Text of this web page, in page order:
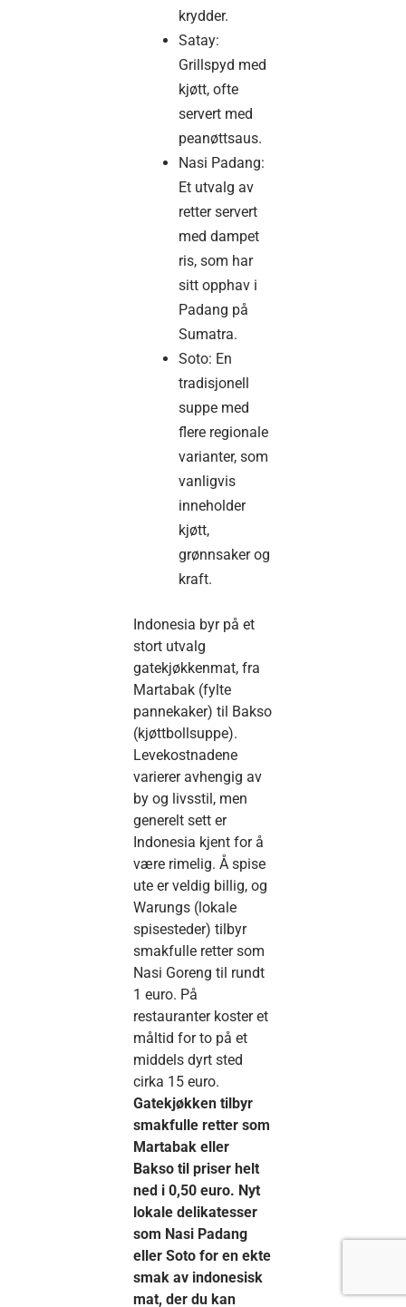
krydder.
Satay:
Grillspyd med
kjøtt, ofte
servert med
peanøttsaus.
Nasi Padang:
Et utvalg av
retter servert
med dampet
ris, som har
sitt opphav i
Padang på
Sumatra.
Soto: En
tradisjonell
suppe med
flere regionale
varianter, som
vanligvis
inneholder
kjøtt,
grønnsaker og
kraft.
Indonesia byr på et
stort utvalg
gatekjøkkenmat, fra
Martabak (fylte
pannekaker) til Bakso
(kjøttbollsuppe).
Levekostnadene
varierer avhengig av
by og livsstil, men
generelt sett er
Indonesia kjent for å
være rimelig. Å spise
ute er veldig billig, og
Warungs (lokale
spisesteder) tilbyr
smakfulle retter som
Nasi Goreng til rundt
1 euro. På
restauranter koster et
måltid for to på et
middels dyrt sted
cirka 15 euro.
Gatekjøkken tilbyr
smakfulle retter som
Martabak eller
Bakso til priser helt
ned i 0,50 euro. Nyt
lokale delikatesser
som Nasi Padang
eller Soto for en ekte
smak av indonesisk
mat, der du kan